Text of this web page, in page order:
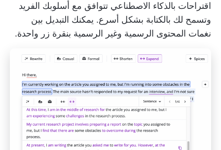
اقتراحات بالذكاء الاصطناعي تتوافق مع أسلوبك الفريد
وتسمح لك بالكتابة بشكل أسرع. يمكنك التبديل بين
نغمات المحتوى الرسمية وغير الرسمية بنقرة زر واحدة.